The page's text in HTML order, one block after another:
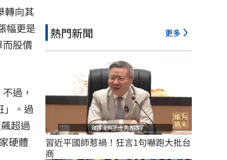
轉向其
幅更是
股價
過，
」。過
超過
硬體
熱門新聞 更多
習近平國師惹禍！狂言1句嚇跑大批台
商